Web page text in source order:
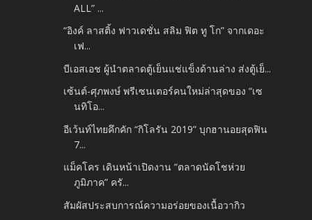
ALL” ...
“อิงค์ ลาสติ้ง ฟาวเดชั่น สลิม ฟิต ทู โก” จากเดอะ
เฟ...
บีเอสเอช ผู้นำตลาดตู้เย็นแช่แข็งด้านล่าง ส่งตู้เย็...
เซ้นต์-ศุภพงษ์ พรีเซนเตอร์คนใหม่ล่าสุดของ “เซ
นทิโอ...
อีเว้นท์ไทยคึกคัก “กิโลรัน 2019” บุกฮานอยสุดฟิน
7...
แม็คโคร เดินหน้าเปิดงาน “ตลาดนัดโชห่วย
ภูมิภาค” ครั...
สัมผัสประสบการณ์ความอร่อยของเนื้อวากิว